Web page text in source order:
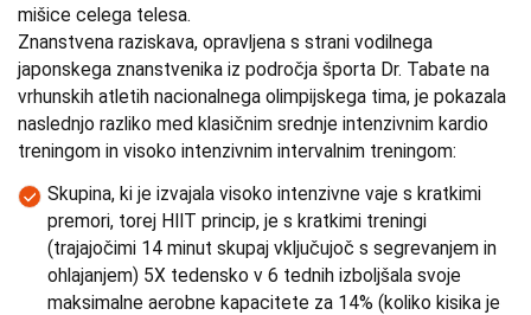
mišice celega telesa.
Znanstvena raziskava, opravljena s strani vodilnega
japonskega znanstvenika iz področja športa Dr. Tabate na
vrhunskih atletih nacionalnega olimpijskega tima, je pokazala
naslednjo razliko med klasičnim srednje intenzivnim kardio
treningom in visoko intenzivnim intervalnim treningom:
Skupina, ki je izvajala visoko intenzivne vaje s kratkimi
premori, torej HIIT princip, je s kratkimi treningi
(trajajočimi 14 minut skupaj vključujoč s segrevanjem in
ohlajanjem) 5X tedensko v 6 tednih izboljšala svoje
maksimalne aerobne kapacitete za 14% (koliko kisika je